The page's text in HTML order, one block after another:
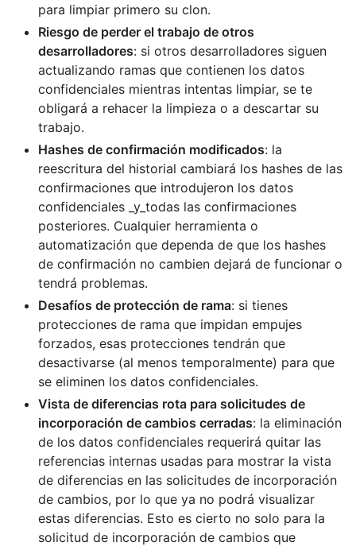
para limpiar primero su clon.
Riesgo de perder el trabajo de otros
desarrolladores: si otros desarrolladores siguen
actualizando ramas que contienen los datos
confidenciales mientras intentas limpiar, se te
obligará a rehacer la limpieza o a descartar su
trabajo.
Hashes de confirmación modificados: la
reescritura del historial cambiará los hashes de las
confirmaciones que introdujeron los datos
confidenciales _y_todas las confirmaciones
posteriores. Cualquier herramienta o
automatización que dependa de que los hashes
de confirmación no cambien dejará de funcionar o
tendrá problemas.
Desafíos de protección de rama: si tienes
protecciones de rama que impidan empujes
forzados, esas protecciones tendrán que
desactivarse (al menos temporalmente) para que
se eliminen los datos confidenciales.
Vista de diferencias rota para solicitudes de
incorporación de cambios cerradas: la eliminación
de los datos confidenciales requerirá quitar las
referencias internas usadas para mostrar la vista
de diferencias en las solicitudes de incorporación
de cambios, por lo que ya no podrá visualizar
estas diferencias. Esto es cierto no solo para la
solicitud de incorporación de cambios que